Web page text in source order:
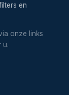
en
onze links
u.